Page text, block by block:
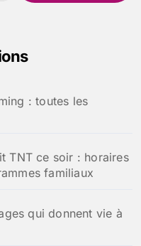
: toutes les
TNT ce soir : horaires
familiaux
qui donnent vie à